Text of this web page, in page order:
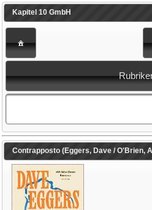
Kapitel 10 GmbH
Contrapposto (Eggers, Dave / O'Brien,